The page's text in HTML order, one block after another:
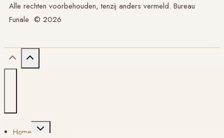
Alle rechten voorbehouden, tenzij anders vermeld. Bureau
Funale © 2026
Home
Toggle
submenu